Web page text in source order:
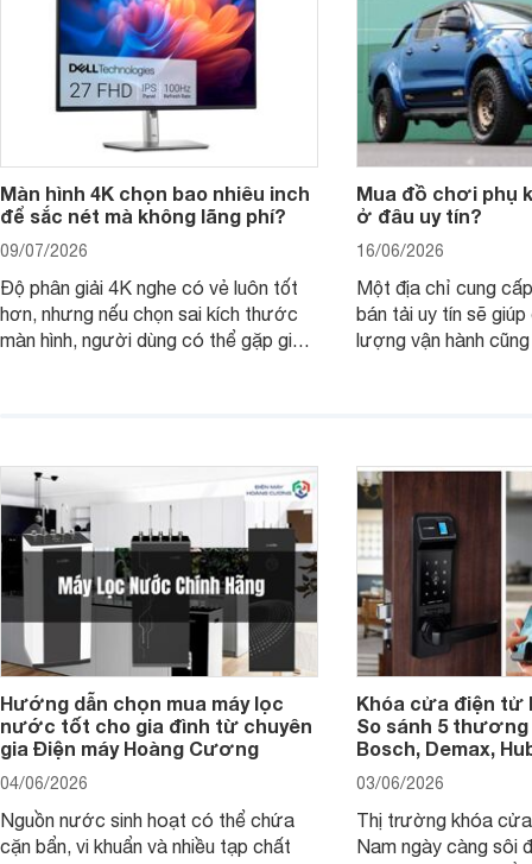
Màn hình 4K chọn bao nhiêu inch
để sắc nét mà không lãng phí?
09/07/2026
Độ phân giải 4K nghe có vẻ luôn tốt
hơn, nhưng nếu chọn sai kích thước
màn hình, người dùng có thể gặp giao
Mua đồ chơi phụ
ở đâu uy tín?
16/06/2026
Một địa chỉ cung
bán tải uy tín sẽ
lượng vận hành
Hướng dẫn chọn mua máy lọc
nước tốt cho gia đình từ chuyên
gia Điện máy Hoàng Cương
04/06/2026
Nguồn nước sinh hoạt có thể chứa
cặn bẩn, vi khuẩn và nhiều tạp chất
Khóa cửa điện tử
So sánh 5 thương
Bosch, Demax,
03/06/2026
Thị trường khóa
Nam ngày càng sôi